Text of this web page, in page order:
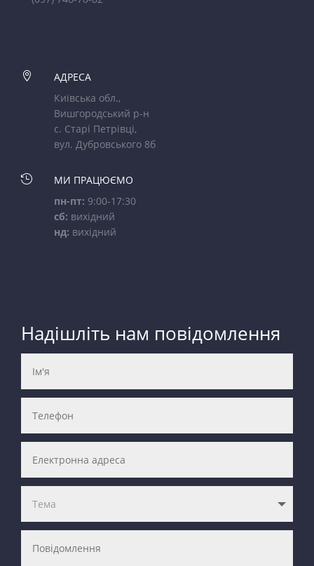

АДРЕСА
Київська обл.,
Вишгородський р-н
с. Старі Петрівці,
вул. Дубровського 8б

МИ ПРАЦЮЄМО
пн-пт: 9:00-17:30
сб: вихідний
нд: вихідний
Надішліть нам повідомлення